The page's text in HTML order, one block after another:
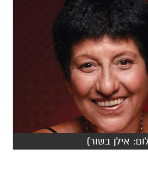
אילן בשור)